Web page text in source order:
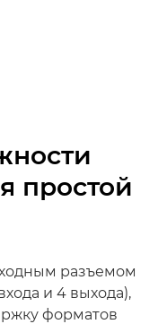
простой
разъемом
и 4 выхода),
форматов